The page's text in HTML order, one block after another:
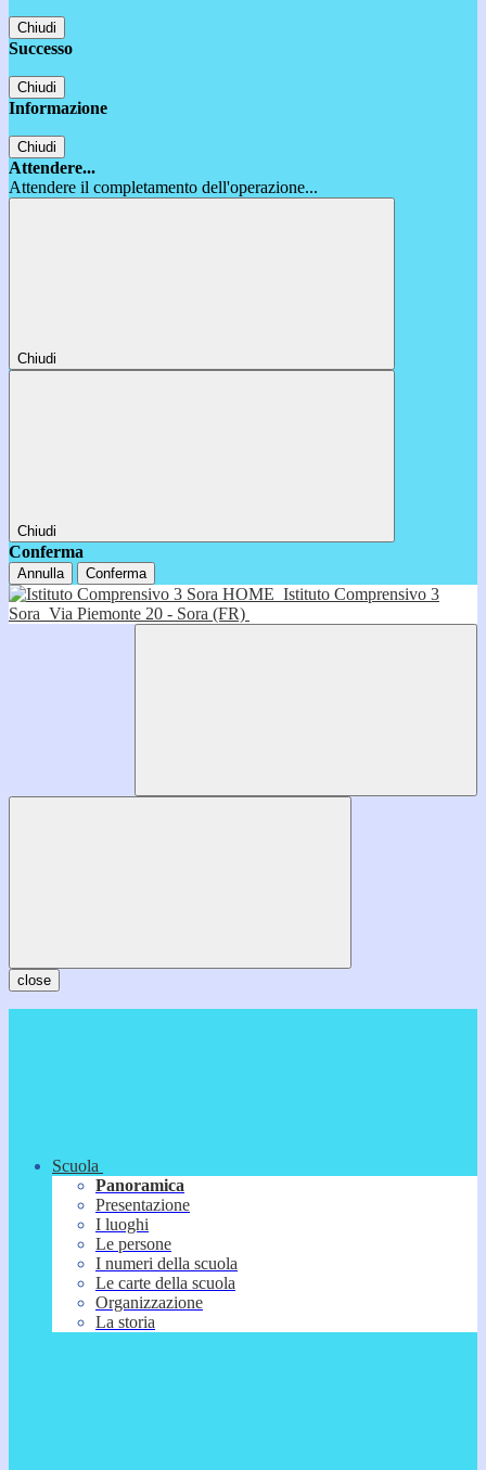
Chiudi
Successo
Chiudi
Informazione
Chiudi
Attendere...
Attendere il completamento dell'operazione...
Chiudi
Chiudi
Conferma
Annulla Conferma
HOME Istituto Comprensivo 3
Sora Via Piemonte 20 - Sora (FR)
close
Scuola
Panoramica
Presentazione
I luoghi
Le persone
I numeri della scuola
Le carte della scuola
Organizzazione
La storia